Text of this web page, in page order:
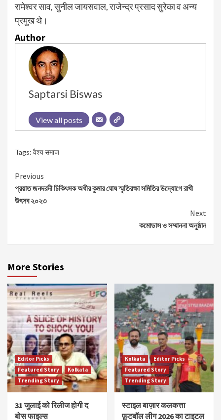
रामेश्वर साव, सुनील जायसवाल, राजेन्द्र प्रसाद सुरेका व अन्य
प्रमुख थे।
Author
Saptarsi Biswas
View all posts
Tags: वैश्य समाज
Continue
Reading
Previous
প্রয়াত জনদরদী চিকিৎসক অধীর কুমার ঘোষ স্মৃতিরক্ষা সমিতির উদ্যোগে রাখী
উৎসব ২০২৩
Next
কমোডাস ও সম্মাননা অনুষ্ঠান
More Stories
Editor Picks
Featured Story
Kolkata
Trending Story
31 जुलाई को रिलीज होगी द
बोस फाइल्स
Kolkata
Editor Picks
Featured Story
Trending Story
स्टाइल बाज़ार कलकत्ता
फ़ुटबॉल लीग 2026 का टाइटल